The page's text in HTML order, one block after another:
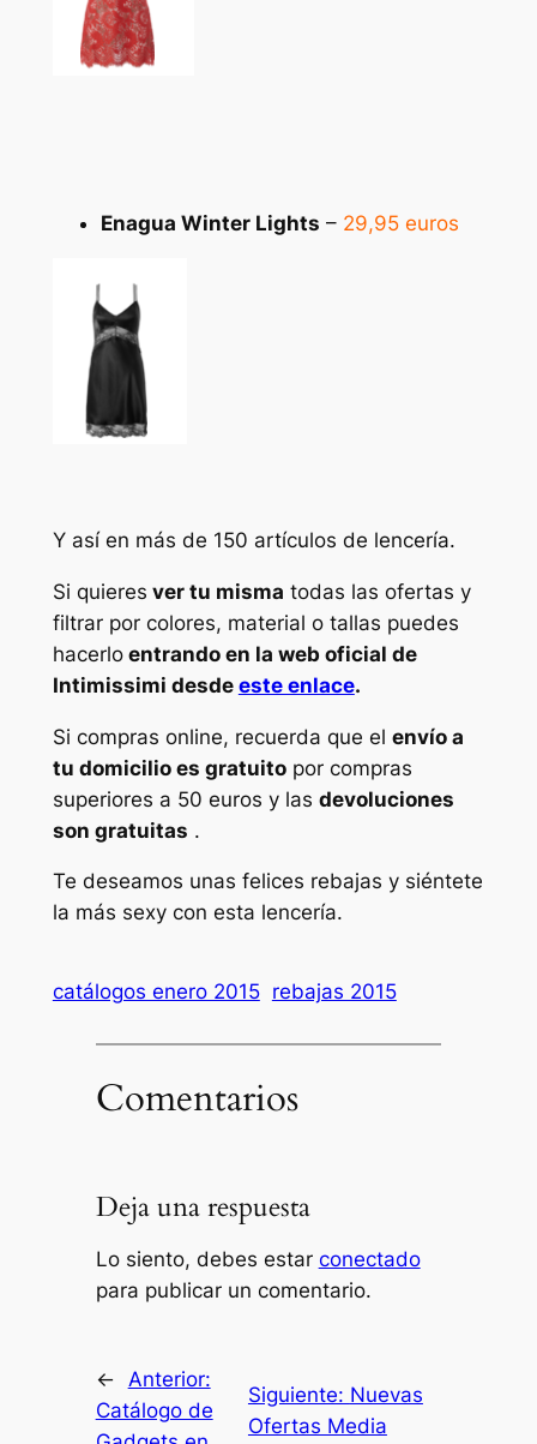
Enagua Winter Lights – 29,95 euros
Y así en más de 150 artículos de lencería.
Si quieres ver tu misma todas las ofertas y
filtrar por colores, material o tallas puedes
hacerloentrando en la web oficial de
Intimissimi desde este enlace.
Si compras online, recuerda que el envío a
tu domicilio es gratuitopor compras
superiores a 50 euros y las devoluciones
son gratuitas .
Te deseamos unas felices rebajas y siéntete
la más sexy con esta lencería.
catálogos enero 2015 rebajas 2015
Comentarios
Deja una respuesta
Lo siento, debes estar conectado
para publicar un comentario.
←
Anterior:
Catálogo de
Siguiente: Nuevas
Ofertas Media